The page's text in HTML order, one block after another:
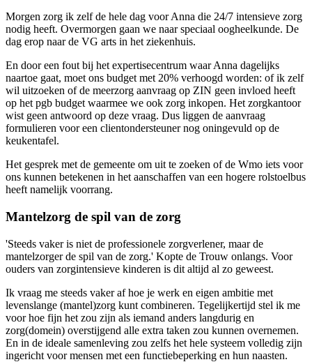
Morgen zorg ik zelf de hele dag voor Anna die 24/7 intensieve zorg
nodig heeft. Overmorgen gaan we naar speciaal oogheelkunde. De
dag erop naar de VG arts in het ziekenhuis.
En door een fout bij het expertisecentrum waar Anna dagelijks
naartoe gaat, moet ons budget met 20% verhoogd worden: of ik zelf
wil uitzoeken of de meerzorg aanvraag op ZIN geen invloed heeft
op het pgb budget waarmee we ook zorg inkopen. Het zorgkantoor
wist geen antwoord op deze vraag. Dus liggen de aanvraag
formulieren voor een clientondersteuner nog oningevuld op de
keukentafel.
Het gesprek met de gemeente om uit te zoeken of de Wmo iets voor
ons kunnen betekenen in het aanschaffen van een hogere rolstoelbus
heeft namelijk voorrang.
Mantelzorg de spil van de zorg
'Steeds vaker is niet de professionele zorgverlener, maar de
mantelzorger de spil van de zorg.' Kopte de Trouw onlangs. Voor
ouders van zorgintensieve kinderen is dit altijd al zo geweest.
Ik vraag me steeds vaker af hoe je werk en eigen ambitie met
levenslange (mantel)zorg kunt combineren. Tegelijkertijd stel ik me
voor hoe fijn het zou zijn als iemand anders langdurig en
zorg(domein) overstijgend alle extra taken zou kunnen overnemen.
En in de ideale samenleving zou zelfs het hele systeem volledig zijn
ingericht voor mensen met een functiebeperking en hun naasten.